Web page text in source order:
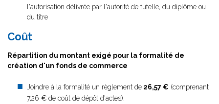
l'autorisation délivrée par l'autorité de tutelle, du diplôme ou
du titre
Coût
Répartition du montant exigé pour la formalité de
création d'un fonds de commerce
Joindre à la formalité un règlement de 26,57 € (comprenant
7,26 € de coût de dépôt d'actes).